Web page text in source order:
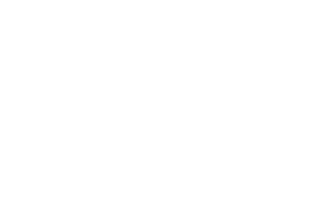
Munck para Indústria
para Transporte de Vigas